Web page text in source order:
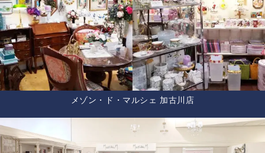
メゾン・ド・マルシェ 加古川店